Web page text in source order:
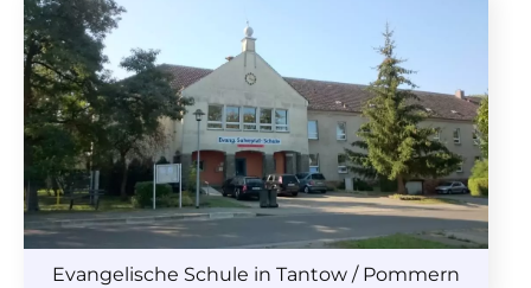
Evangelische Schule in Tantow / Pommern